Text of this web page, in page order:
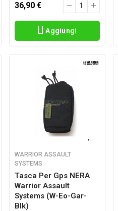
36,90 €
Aggiungi
WARRIOR ASSAULT
SYSTEMS
Tasca Per Gps NERA
Warrior Assault
Systems (w-Eo-Gar-
Blk)